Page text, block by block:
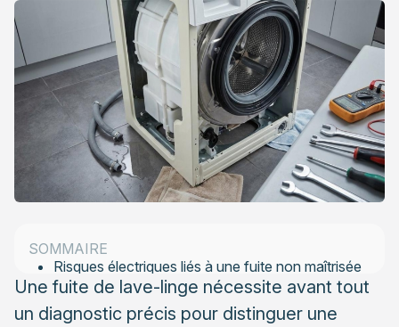
Une fuite de lave-linge nécessite avant tout
un diagnostic précis pour distinguer une
SOMMAIRE
Identifier l’origine d’une fuite de lave-linge avant toute
intervention
Les composants couramment responsables des
fuites
Quand la cuve ou le palier tambour sont en cause
sur une cuve percée
Risques électriques liés à une fuite non maîtrisée
Risque d’inondation et dégâts matériels associés